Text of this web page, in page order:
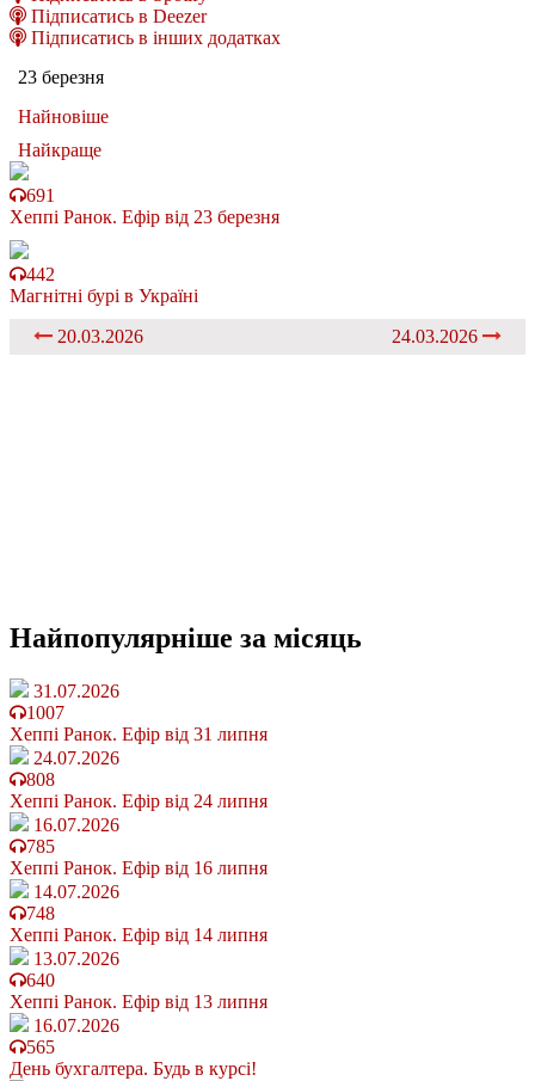
Підписатись в Deezer
Підписатись в інших додатках
23 березня
Найновіше
Найкраще
691
Хеппі Ранок. Ефір від 23 березня
442
Магнітні бурі в Україні
20.03.2026
24.03.2026
Найпопулярніше за місяць
31.07.2026
1007
Хеппі Ранок. Ефір від 31 липня
24.07.2026
808
Хеппі Ранок. Ефір від 24 липня
16.07.2026
785
Хеппі Ранок. Ефір від 16 липня
14.07.2026
748
Хеппі Ранок. Ефір від 14 липня
13.07.2026
640
Хеппі Ранок. Ефір від 13 липня
16.07.2026
565
День бухгалтера. Будь в курсі!